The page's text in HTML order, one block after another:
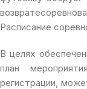
Расписание
В целях
план
регистрации,